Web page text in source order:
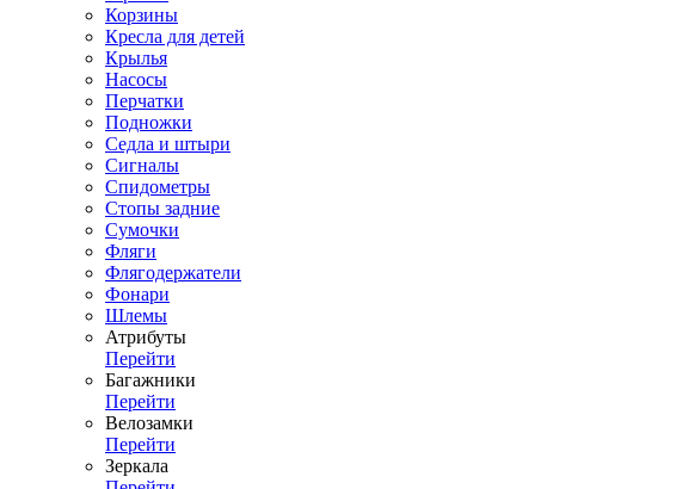
Корзины
Кресла для детей
Крылья
Насосы
Перчатки
Подножки
Седла и штыри
Сигналы
Спидометры
Стопы задние
Сумочки
Фляги
Флягодержатели
Фонари
Шлемы
Атрибуты
Перейти
Багажники
Перейти
Велозамки
Перейти
Зеркала